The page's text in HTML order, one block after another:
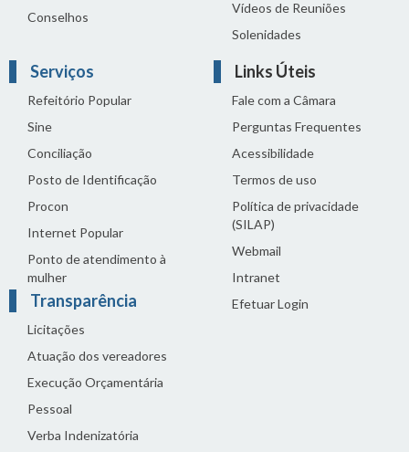
Conselhos
Vídeos de Reuniões
Solenidades
Serviços
Refeitório Popular
Sine
Conciliação
Posto de Identificação
Procon
Internet Popular
Ponto de atendimento à
mulher
Transparência
Licitações
Atuação dos vereadores
Execução Orçamentária
Pessoal
Verba Indenizatória
Links Úteis
Fale com a Câmara
Perguntas Frequentes
Acessibilidade
Termos de uso
Política de privacidade
(SILAP)
Webmail
Intranet
Efetuar Login